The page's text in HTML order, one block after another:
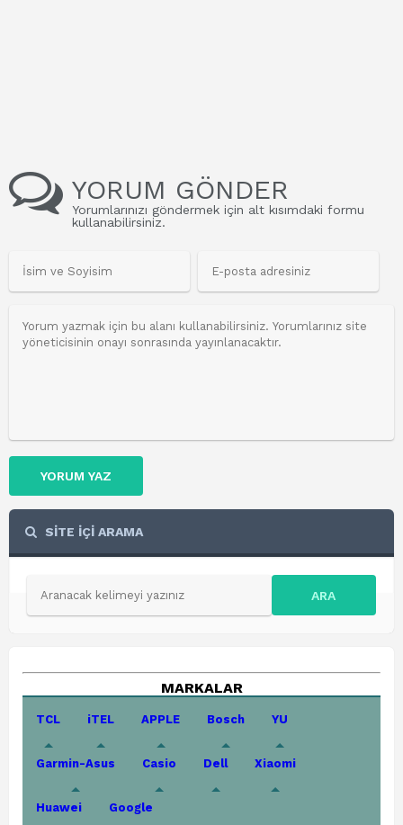
YORUM GÖNDER
Yorumlarınızı göndermek için alt kısımdaki formu
kullanabilirsiniz.
YORUM YAZ
SİTE İÇİ ARAMA
ARA
MARKALAR
TCL iTEL APPLE Bosch YU
Garmin-Asus Casio Dell Xiaomi
Huawei Google